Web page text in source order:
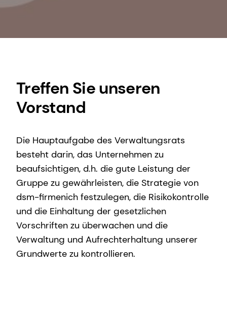
Treffen Sie unseren
Vorstand
Die Hauptaufgabe des Verwaltungsrats
besteht darin, das Unternehmen zu
beaufsichtigen, d.h. die gute Leistung der
Gruppe zu gewährleisten, die Strategie von
dsm-firmenich festzulegen, die Risikokontrolle
und die Einhaltung der gesetzlichen
Vorschriften zu überwachen und die
Verwaltung und Aufrechterhaltung unserer
Grundwerte zu kontrollieren.